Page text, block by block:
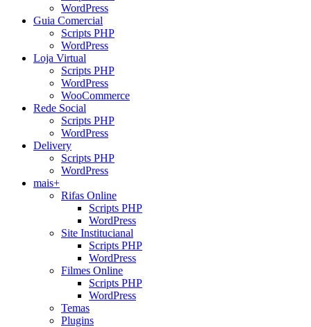
WordPress
Guia Comercial
Scripts PHP
WordPress
Loja Virtual
Scripts PHP
WordPress
WooCommerce
Rede Social
Scripts PHP
WordPress
Delivery
Scripts PHP
WordPress
mais+
Rifas Online
Scripts PHP
WordPress
Site Institucianal
Scripts PHP
WordPress
Filmes Online
Scripts PHP
WordPress
Temas
Plugins